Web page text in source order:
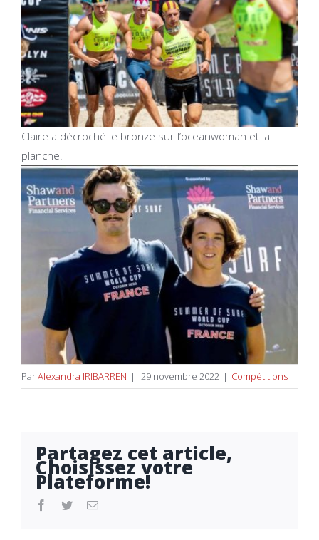
Claire a décroché le bronze sur l’oceanwoman et la
planche.
ParAlexandra IRIBARREN | 29 novembre 2022 | Compétitions
Partagez cet article,
Choisissez votre
Plateforme!
facebook
twitterEmail